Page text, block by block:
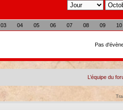
03 04 05 06 07 08 09 10
Pas
L’équipe du